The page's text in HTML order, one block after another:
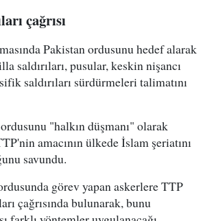
çağrısı
Pakistan ordusunu hedef alarak
saldırıları, pusular, keskin nişancı
saldırıları sürdürmeleri talimatını
"halkın düşmanı" olarak
amacının ülkede İslam şeriatını
savundu.
görev yapan askerlere TTP
çağrısında bulunarak, bunu